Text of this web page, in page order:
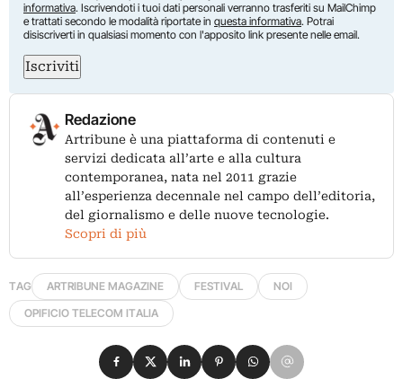
informativa. Iscrivendoti i tuoi dati personali verranno trasferiti su MailChimp
e trattati secondo le modalità riportate in questa informativa. Potrai
disiscriverti in qualsiasi momento con l'apposito link presente nelle email.
Iscriviti
Redazione
Artribune è una piattaforma di contenuti e
servizi dedicata all’arte e alla cultura
contemporanea, nata nel 2011 grazie
all’esperienza decennale nel campo dell’editoria,
del giornalismo e delle nuove tecnologie.
Scopri di più
TAG ARTRIBUNE MAGAZINE FESTIVAL
NOI
OPIFICIO TELECOM ITALIA
Condividi su Facebook
Condividi su X
Condividi su LinkedIn
Condividi su Pinterest
Condividi su WhatsApp
Condividi su Email